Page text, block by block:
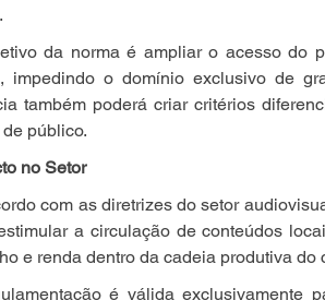
da norma é ampliar o acesso do
impedindo o domínio exclusivo de
também poderá criar critérios
público.
no Setor
com as diretrizes do setor
a circulação de conteúdos
e renda dentro da cadeia produtiva
é válida exclusivamente